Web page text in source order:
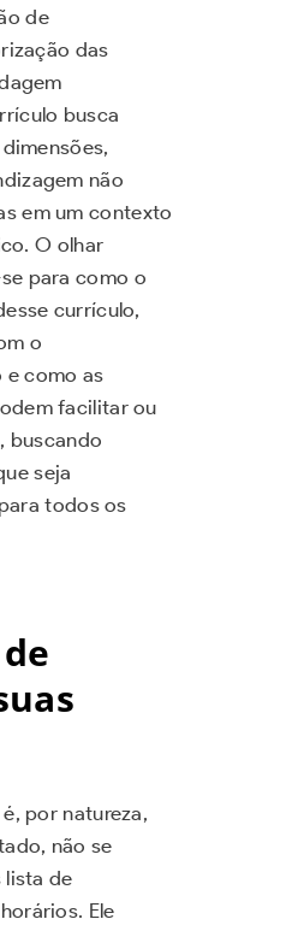
de
das
busca
não
em um contexto
O olhar
para como o
currículo,
o
como as
facilitar ou
buscando
seja
todos os
por natureza,
não se
lista de
Ele